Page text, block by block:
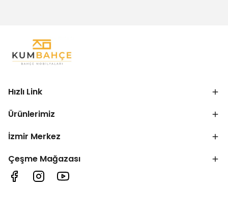
Hızlı Link
Ürünlerimiz
İzmir Merkez
Çeşme Mağazası